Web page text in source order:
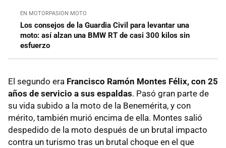
EN MOTORPASION MOTO
Los consejos de la Guardia Civil para levantar una
moto: así alzan una BMW RT de casi 300 kilos sin
esfuerzo
El segundo era Francisco Ramón Montes Félix, con 25
años de servicio a sus espaldas. Pasó gran parte de
su vida subido a la moto de la Benemérita, y con
mérito, también murió encima de ella. Montes salió
despedido de la moto después de un brutal impacto
contra un turismo tras un brutal choque en el que